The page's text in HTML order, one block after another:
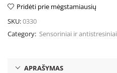
Pridėti prie mėgstamiausių
SKU:0330
Category: Sensoriniai ir antistresiniai
APRAŠYMAS